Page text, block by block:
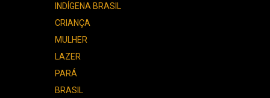
INDÍGENA BRASIL
CRIANÇA
MULHER
LAZER
PARÁ
BRASIL